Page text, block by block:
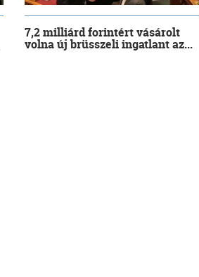
7,2 milliárd forintért vásárolt
volna új brüsszeli ingatlant az...